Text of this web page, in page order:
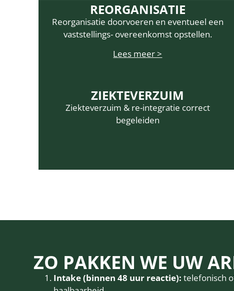
REORGANISATIE
Reorganisatie doorvoeren en eventueel een
vaststellings- overeenkomst opstellen.
Lees meer >
ZIEKTEVERZUIM
Ziekteverzuim & re-integratie correct
begeleiden
ZO PAKKEN WE UW
Intake (binnen 48 uur reactie): telefonisch